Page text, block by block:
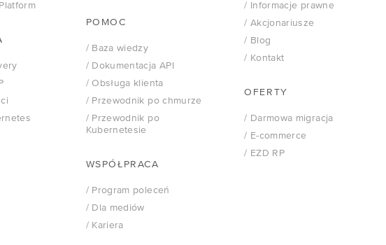
POMOC
/ Baza wiedzy
/ Dokumentacja API
/ Obsługa klienta
/ Przewodnik po chmurze
/ Przewodnik po
Kubernetesie
WSPÓŁPRACA
/ Program poleceń
/ Dla mediów
/ Kariera
/ Informacje prawne
/ Akcjonariusze
/ Blog
/ Kontakt
OFERTY
/ Darmowa migracja
/ E-commerce
/ EZD RP